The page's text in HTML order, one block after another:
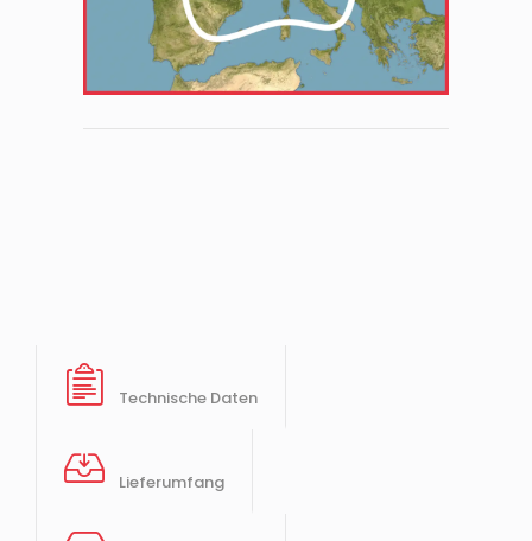
Technische Daten
Lieferumfang